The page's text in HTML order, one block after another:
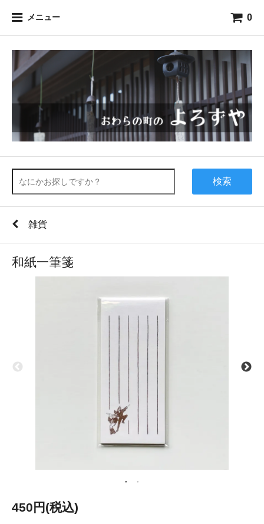
メニュー 0
検索
雑貨
和紙一筆箋
450円(税込)